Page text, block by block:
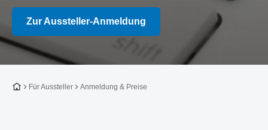
Zur Aussteller-Anmeldung
Zur Startseite
Für Aussteller Anmeldung & Preise